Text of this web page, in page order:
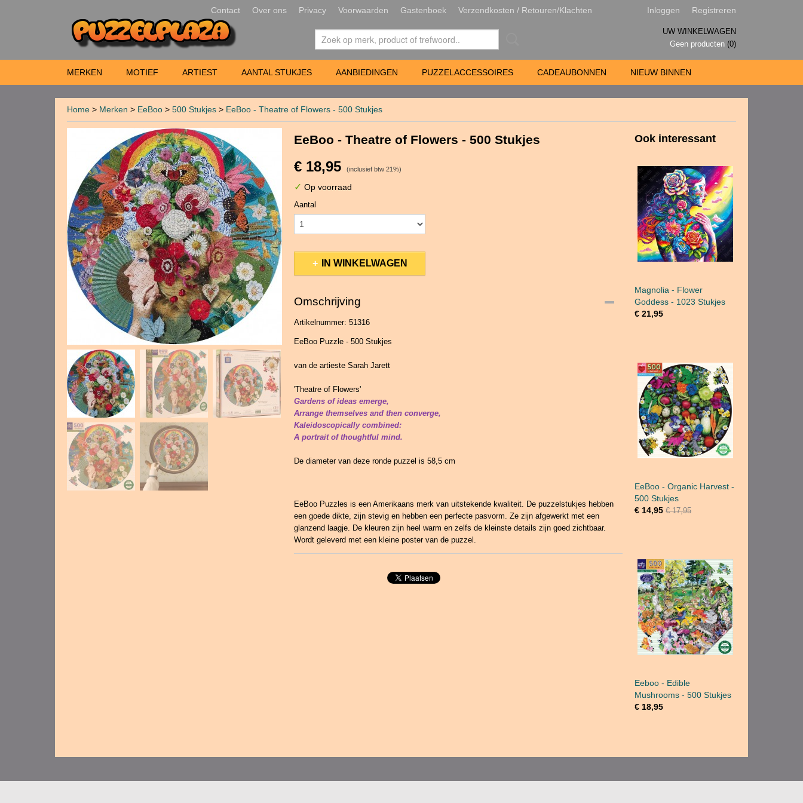
Contact Over ons Privacy Voorwaarden Gastenboek Verzendkosten / Retouren/Klachten Inloggen Registreren
UW WINKELWAGEN
Geen producten (0)
MERKEN MOTIEF ARTIEST AANTAL STUKJES AANBIEDINGEN PUZZELACCESSOIRES CADEAUBONNEN NIEUW BINNEN
Home > Merken > EeBoo > 500 Stukjes > EeBoo - Theatre of Flowers - 500 Stukjes
EeBoo - Theatre of Flowers - 500 Stukjes
€ 18,95 (inclusief btw 21%)
✓ Op voorraad
Aantal
IN WINKELWAGEN
Omschrijving
Artikelnummer: 51316
EeBoo Puzzle - 500 Stukjes
van de artieste Sarah Jarett
'Theatre of Flowers'
Gardens of ideas emerge,
Arrange themselves and then converge,
Kaleidoscopically combined:
A portrait of thoughtful mind.
De diameter van deze ronde puzzel is 58,5 cm
EeBoo Puzzles is een Amerikaans merk van uitstekende kwaliteit. De puzzelstukjes hebben
een goede dikte, zijn stevig en hebben een perfecte pasvorm. Ze zijn afgewerkt met een
glanzend laagje. De kleuren zijn heel warm en zelfs de kleinste details zijn goed zichtbaar.
Wordt geleverd met een kleine poster van de puzzel.
Ook interessant
Magnolia - Flower
Goddess - 1023 Stukjes
€ 21,95
EeBoo - Organic Harvest -
500 Stukjes
€ 14,95 € 17,95
Eeboo - Edible
Mushrooms - 500 Stukjes
€ 18,95